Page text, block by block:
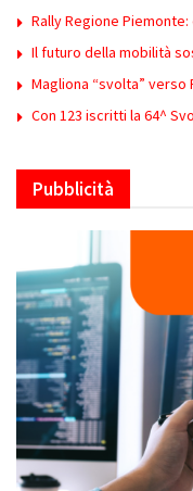
Rally Regione
Il futuro della mobilità
Magliona “svolta” verso
Con 123 iscritti la 64^
Pubblicità